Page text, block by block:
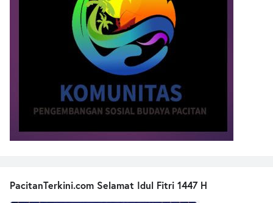
PacitanTerkini.com Selamat Idul Fitri 1447 H